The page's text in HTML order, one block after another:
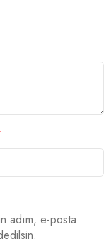
adım, e-posta